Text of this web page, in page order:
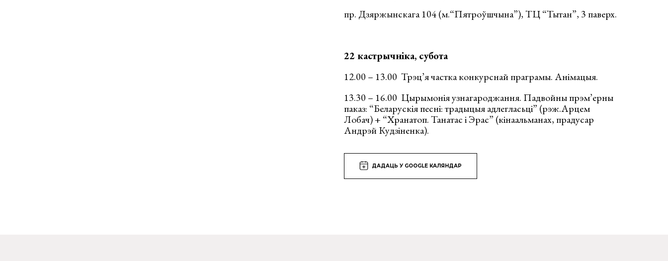
пр. Дзяржынскага 104 (м.“Пятроўшчына”), ТЦ “Тытан”, 3 паверх.
22 кастрычніка, субота
12.00 – 13.00 Трэц’я частка конкурснай праграмы. Анімацыя.
13.30 – 16.00 Цырымонія узнагароджання. Падвойны прэм’ерны
паказ: “Беларускія песні: традыцыя адлегласьці” (рэж.Арцем
Лобач) + “Хранатоп. Танатас і Эрас” (кінаальманах, прадусар
Андрэй Кудзіненка).
ДАДАЦЬ У GOOGLE КАЛЯНДАР